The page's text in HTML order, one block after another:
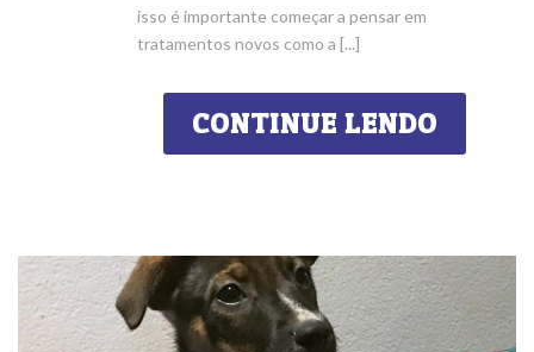
isso é importante começar a pensar em
tratamentos novos como a [...]
CONTINUE LENDO